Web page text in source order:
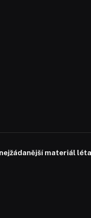
materiál léta